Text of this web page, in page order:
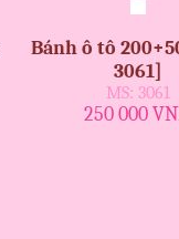
Bánh ô tô
3061]
MS: 3061
250 000